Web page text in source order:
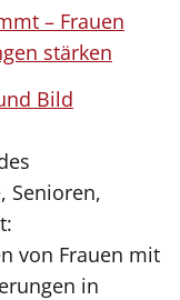
– Frauen
stärken
Bild
Senioren,
von Frauen mit
in